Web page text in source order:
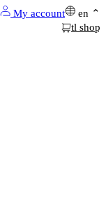
My account
en
tl shop